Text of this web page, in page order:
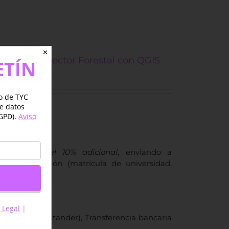
al Sector Forestal con QGIS
del 10% adicional, enviando a
su situación (matrícula de universidad,
pagar.
Banco Santander), Transferencia bancaria
✕
de TYC
datos
Aviso
|